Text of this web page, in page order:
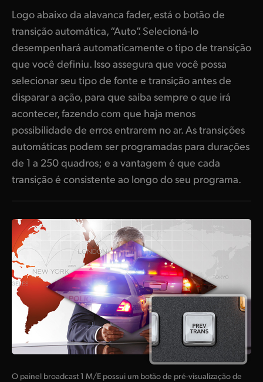
Logo abaixo da alavanca fader, está o botão de
transição automática, “Auto”. Selecioná-lo
desempenhará automaticamente o tipo de transição
que você definiu. Isso assegura que você possa
selecionar seu tipo de fonte e transição antes de
disparar a ação, para que saiba sempre o que irá
acontecer, fazendo com que haja menos
possibilidade de erros entrarem no ar. As transições
automáticas podem ser programadas para durações
de 1 a 250 quadros; e a vantagem é que cada
transição é consistente ao longo do seu programa.
O painel broadcast 1 M/E possui um botão de pré-visualização de